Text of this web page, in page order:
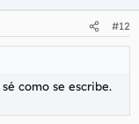
#12
como se escribe.